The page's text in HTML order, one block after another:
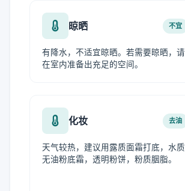
晾晒 不宜
有降水，不适宜晾晒。若需要晾晒，请
在室内准备出充足的空间。
化妆 去油
天气较热，建议用露质面霜打底，水质
无油粉底霜，透明粉饼，粉质胭脂。